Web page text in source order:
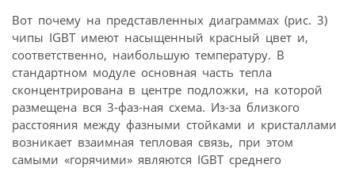
Вот почему на представленных диаграммах (рис. 3)
чипы IGBT имеют насыщенный красный цвет и,
соответственно, наибольшую температуру. В
стандартном модуле основная часть тепла
сконцентрирована в центре подложки, на которой
размещена вся 3-фаз-ная схема. Из-за близкого
расстояния между фазными стойками и кристаллами
возникает взаимная тепловая связь, при этом
самыми «горячими» являются IGBT среднего